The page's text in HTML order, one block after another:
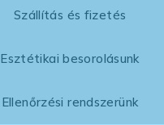
Szállítás és fizetés
Esztétikai besorolásunk
Ellenőrzési rendszerünk